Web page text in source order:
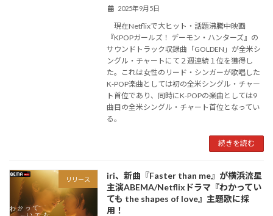
2025年9月5日
現在Netflixで大ヒット・話題沸騰中映画
『KPOPガールズ！ デーモン・ハンターズ』の
サウンドトラック収録曲「GOLDEN」が全米シ
ングル・チャートにて２週連続１位を獲得し
た。これは女性のリード・シンガーが歌唱した
K-POP楽曲としては初の全米シングル・チャー
ト首位であり、同時にK-POPの楽曲としては9
曲目の全米シングル・チャート首位となってい
る。
続きを読む
リリース
iri、新曲『Faster than me』が横浜流星
主演ABEMA/Netflixドラマ『わかってい
ても the shapes of love』主題歌に採
用！